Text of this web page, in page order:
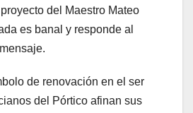
del Maestro Mateo
es banal y responde al
de renovación en el ser
del Pórtico afinan sus